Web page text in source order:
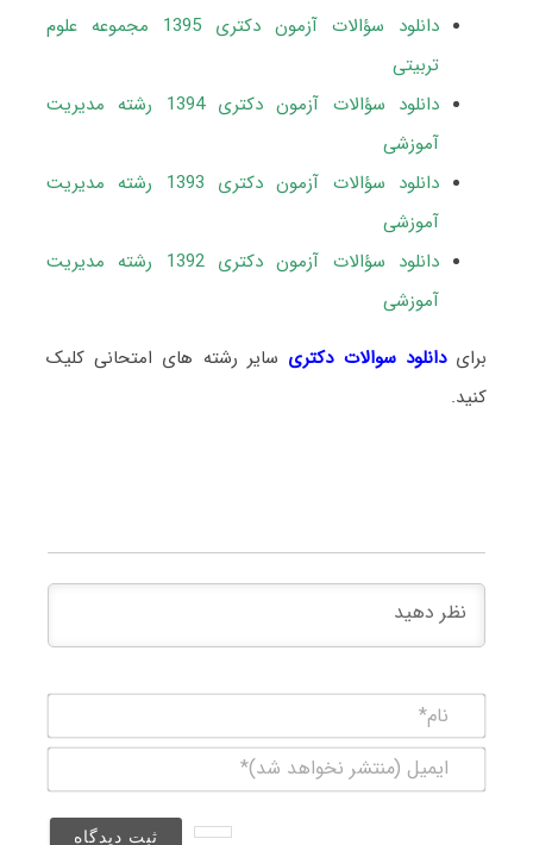
دانلود سؤالات آزمون دکتری 1395 مجموعه علوم
تربیتی
دانلود سؤالات آزمون دکتری 1394 رشته مدیریت
آموزشی
دانلود سؤالات آزمون دکتری 1393 رشته مدیریت
آموزشی
دانلود سؤالات آزمون دکتری 1392 رشته مدیریت
آموزشی
برایدانلود سوالات دکتری سایر رشته های امتحانی کلیک
کنید.
(منتشر